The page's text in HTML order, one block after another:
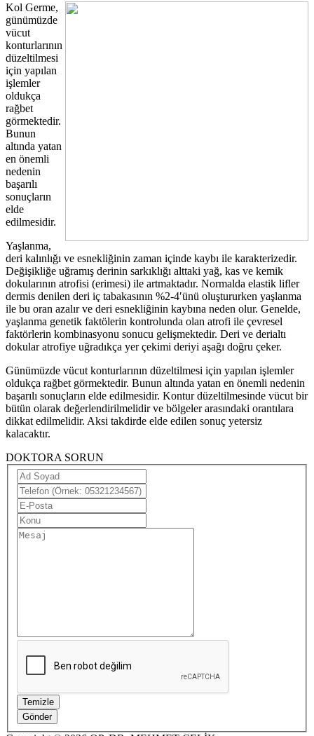
Kol Germe,
günümüzde
vücut
konturlarının
düzeltilmesi
için yapılan
işlemler
oldukça
rağbet
görmektedir.
Bunun
altında yatan
en önemli
nedenin
başarılı
sonuçların
elde
edilmesidir.
Yaşlanma,
deri kalınlığı ve esnekliğinin zaman içinde kaybı ile karakterizedir.
Değişikliğe uğramış derinin sarkıklığı alttaki yağ, kas ve kemik
dokularının atrofisi (erimesi) ile artmaktadır. Normalda elastik lifler
dermis denilen deri iç tabakasının %2-4′ünü oluştururken yaşlanma
ile bu oran azalır ve deri esnekliğinin kaybına neden olur. Genelde,
yaşlanma genetik faktölerin kontrolunda olan atrofi ile çevresel
faktörlerin kombinasyonu sonucu gelişmektedir. Deri ve derialtı
dokular atrofiye uğradıkça yer çekimi deriyi aşağı doğru çeker.
Günümüzde vücut konturlarının düzeltilmesi için yapılan işlemler
oldukça rağbet görmektedir. Bunun altında yatan en önemli nedenin
başarılı sonuçların elde edilmesidir. Kontur düzeltilmesinde vücut bir
bütün olarak değerlendirilmelidir ve bölgeler arasındaki orantılara
dikkat edilmelidir. Aksi takdirde elde edilen sonuç yetersiz
kalacaktır.
DOKTORA SORUN